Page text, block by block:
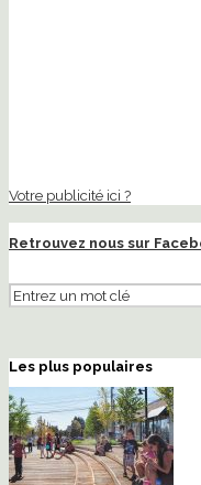
Votre publicité ici ?
Retrouvez nous sur
Les plus populaires